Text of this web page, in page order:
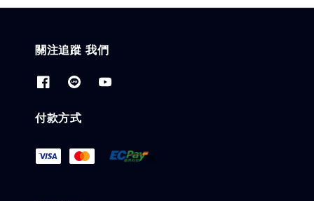
關注追蹤 我們
付款方式